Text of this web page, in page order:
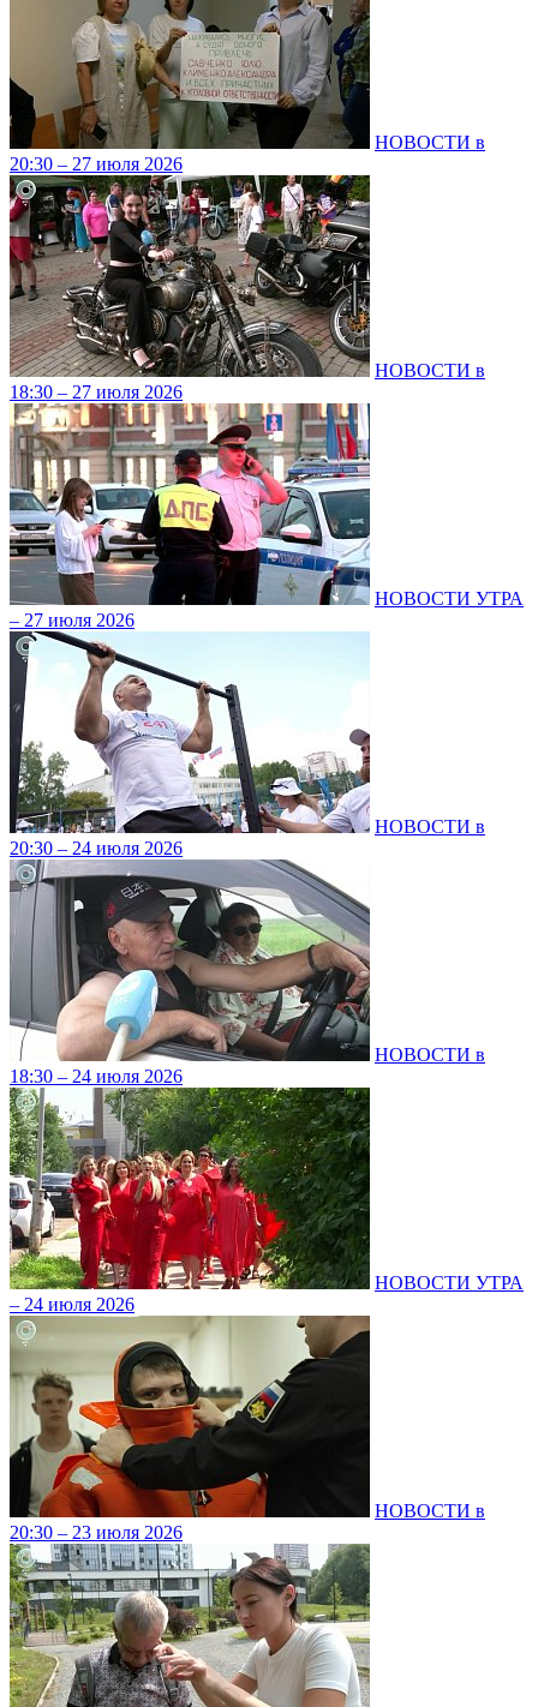
НОВОСТИ в
20:30 – 27 июля 2026
НОВОСТИ в
18:30 – 27 июля 2026
НОВОСТИ УТРА
– 27 июля 2026
НОВОСТИ в
20:30 – 24 июля 2026
НОВОСТИ в
18:30 – 24 июля 2026
НОВОСТИ УТРА
– 24 июля 2026
НОВОСТИ в
20:30 – 23 июля 2026